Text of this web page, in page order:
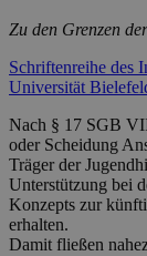
Zu den Grenzen
Schriftenreihe des
Universität
Nach § 17 SGB
oder Scheidung
Träger der
Unterstützung bei
Konzepts zur
erhalten.
Damit fließen